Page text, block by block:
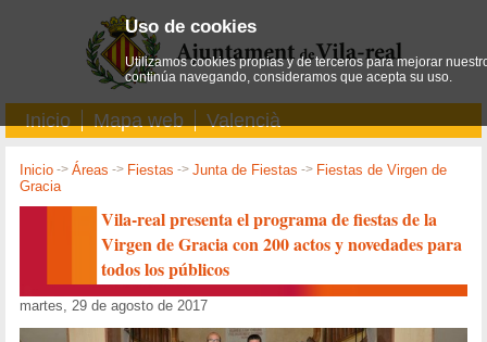
Inicio Mapa web Valencià
Inicio ->Áreas -> Fiestas ->Junta de Fiestas -> Fiestas de Virgen de
Gracia
Vila-real presenta el programa de fiestas de la
Virgen de Gracia con 200 actos y novedades para
todos los públicos
martes, 29 de agosto de 2017
Uso de cookies
Utilizamos cookies propias y de terceros para mejorar
continúa navegando, consideramos que acepta su uso.